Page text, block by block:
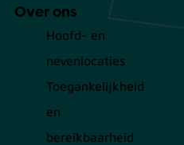
Over ons
Hoofd- en
nevenlocaties
Toegankelijkheid
en
bereikbaarheid